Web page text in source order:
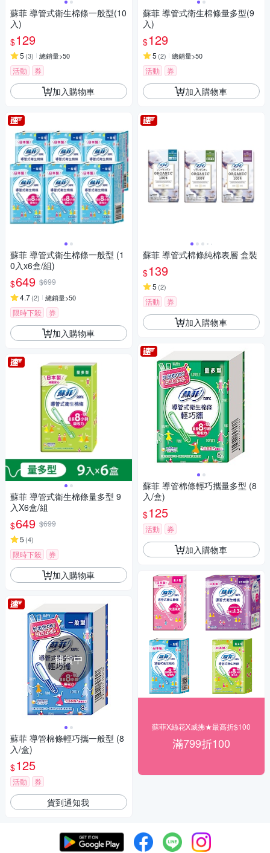
蘇菲 導管式衛生棉條一般型(10
入)
$129
5 (3) 總銷量>50
活動 券
加入購物車
蘇菲 導管式衛生棉條一般型 (1
0入x6盒/組)
$649 $699
4.7(2) 總銷量>50
限時下殺 券
加入購物車
蘇菲 導管式衛生棉條量多型 9
入X6盒/組
$649 $699
5 (4)
限時下殺 券
加入購物車
補貨中
蘇菲 導管棉條輕巧攜一般型 (8
入/盒)
$125
活動 券
貨到通知我
蘇菲 導管式衛生棉條量多型(9
入)
$129
5 (2) 總銷量>50
活動 券
加入購物車
蘇菲 導管式棉條純棉表層 盒裝
$139
5 (2)
活動 券
加入購物車
蘇菲 導管棉條輕巧攜量多型 (8
入/盒)
$125
活動 券
加入購物車
蘇菲X絲花X威拂★最高折$100
滿799折100